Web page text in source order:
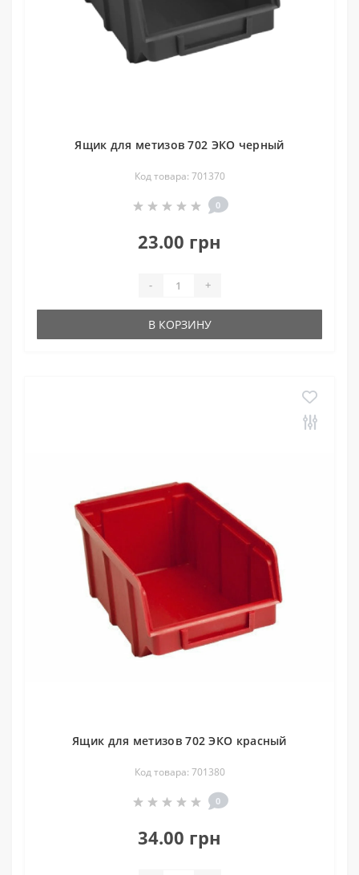
Ящик для метизов 702 ЭКО черный
Код товара: 701370
0
23.00 грн
- +
В КОРЗИНУ
Ящик для метизов 702 ЭКО красный
Код товара: 701380
0
34.00 грн